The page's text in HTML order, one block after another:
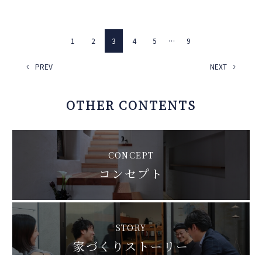
PREV
1 2 3 4 5 … 9
NEXT
OTHER CONTENTS
CONCEPT
コンセプト
STORY
家づくりストーリー